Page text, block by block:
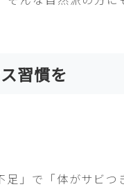
習慣を
」で「体がサビつ